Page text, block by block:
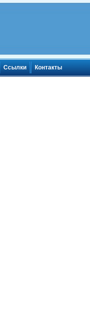
Ссылки Контакты